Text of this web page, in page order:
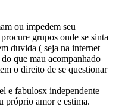
ou impedem seu
grupos onde se sinta
duvida ( seja na internet
que mau acompanhado
o direito de se questionar
e fabulosx independente
próprio amor e estima.